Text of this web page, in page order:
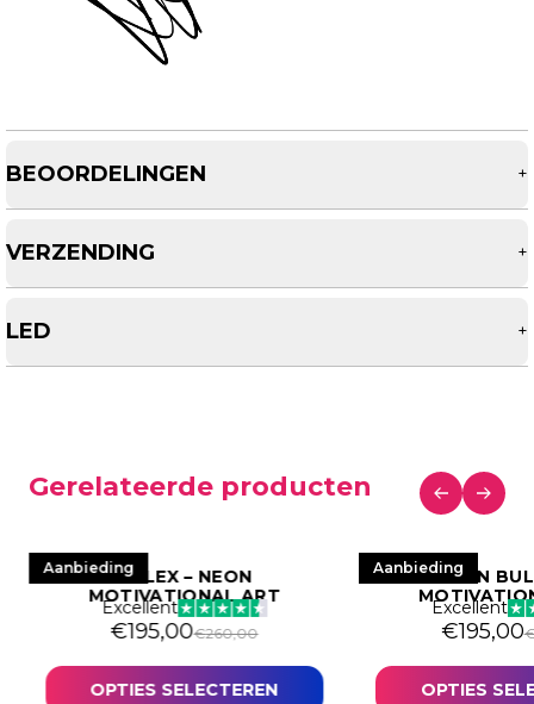
BEOORDELINGEN +
VERZENDING +
LED +
Gerelateerde producten
AanbiedingROLEX – NEON
MOTIVATIONAL ART
Excellent
€195,00€260,00
OPTIES SELECTEREN
Aanbieding
BITCOIN
Excellent
€195,00
OPTIES